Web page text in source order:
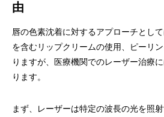
由
唇の色素沈着に対するアプローチとし
を含むリップクリームの使用、ピーリ
りますが、医療機関でのレーザー治療
ります。
まず、レーザーは特定の波長の光を照射